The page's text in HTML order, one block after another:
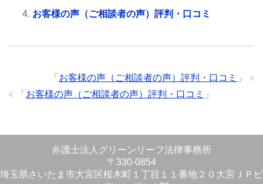
お客様の声（ご相談者の声）評判・口コミ
「 お客様の声（ご相談者の声）評判・口コミ
」
「 お客様の声（ご相談者の声）評判・口コミ 」
弁護士法人グリーンリーフ法律事務所
〒330-0854
埼玉県さいたま市大宮区桜木町１丁目１１番地２０大宮ＪＰビ